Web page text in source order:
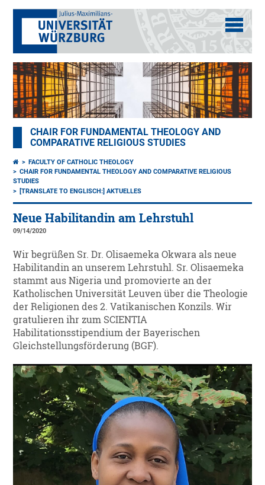
CHAIR FOR FUNDAMENTAL THEOLOGY AND
COMPARATIVE RELIGIOUS STUDIES
FACULTY OF CATHOLIC THEOLOGY
CHAIR FOR FUNDAMENTAL THEOLOGY AND COMPARATIVE RELIGIOUS
STUDIES
[TRANSLATE TO ENGLISCH:] AKTUELLES
Neue Habilitandin am Lehrstuhl
09/14/2020
Wir begrüßen Sr. Dr. Olisaemeka Okwara als neue
Habilitandin an unserem Lehrstuhl. Sr. Olisaemeka
stammt aus Nigeria und promovierte an der
Katholischen Universität Leuven über die Theologie
der Religionen des 2. Vatikanischen Konzils. Wir
gratulieren ihr zum SCIENTIA
Habilitationsstipendium der Bayerischen
Gleichstellungsförderung (BGF).